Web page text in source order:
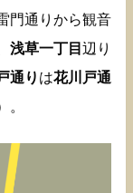
門通りから観音
浅草一丁目 辺り
通り は花川戸通
。